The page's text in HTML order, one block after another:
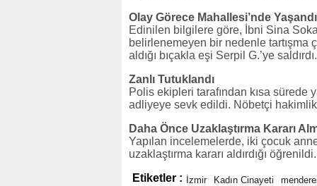
Olay Görece Mahallesi’nde Yaşandı
Edinilen bilgilere göre, İbni Sina
belirlenemeyen bir nedenle tartışma
aldığı bıçakla eşi Serpil G.’ye
Zanlı Tutuklandı
Polis ekipleri tarafından kısa sürede
adliyeye sevk edildi. Nöbetçi
Daha Önce Uzaklaştırma Kararı
Yapılan incelemelerde, iki çocuk
uzaklaştırma kararı aldırdığı
Etiketler :
İzmir Kadın Cinayeti